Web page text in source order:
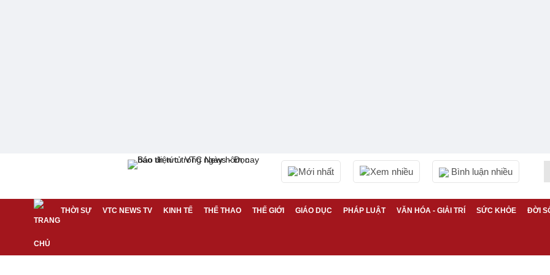
Mới nhất Xem nhiều Bình luận nhiều
THỜI SỰ VTC NEWS TV KINH TẾ THỂ THAO THẾ GIỚI GIÁO DỤC PHÁP LUẬT VĂN HÓA - GIẢI TRÍ SỨC KHỎE ĐỜI